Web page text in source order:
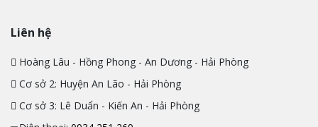
Liên hệ
Hoàng Lâu - Hồng Phong - An Dương - Hải Phòng
Cơ sở 2: Huyện An Lão - Hải Phòng
Cơ sở 3: Lê Duẩn - Kiến An - Hải Phòng